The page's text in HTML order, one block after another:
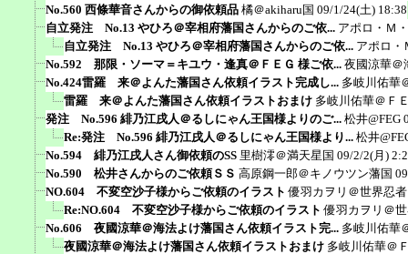
No.560 西條華音さんからの御依頼品 橘＠akiharu国 09/1/24(土) 18:38
自立発注 No.13 やひろ＠宰相府藩国さんからのご依... アポロ・Ｍ
自立発注 No.13 やひろ＠宰相府藩国さんからのご依... アポロ・
No.592 那限・ソーマ＝キユウ・逢真＠ＦＥＧ 様ご依... 夜國涼華＠
No.424雷羅 来＠よんた藩国さん依頼イラスト完成し... 多岐川佑華
雷羅 来＠よんた藩国さん依頼イラストおまけ 多岐川佑華＠Ｆ
発注 No.596 緋乃江戌人＠るしにゃん王国様よりのご... 松井@FEG
Re:発注 No.596 緋乃江戌人＠るしにゃん王国様より... 松井
No.594 緋乃江戌人さん御依頼のSS 里樹澪＠満天星国 09/2/2(月)
No.590 松井さんからのご依頼ＳＳ 高原鋼一郎＠キノウツン藩国
NO.604 不変空沙子様からご依頼のイラスト 優羽カヲリ＠世界忍
Re:NO.604 不変空沙子様からご依頼のイラスト 優羽カヲリ＠
No.606 夜國涼華＠海法よけ藩国さん依頼イラスト完... 多岐川佑華
夜國涼華＠海法よけ藩国さん依頼イラストおまけ 多岐川佑華＠